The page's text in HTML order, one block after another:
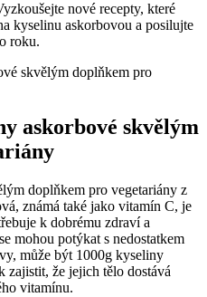
nové recepty, které
kyselinu askorbovou a posilujte
roku.
askorbové skvělým
doplňkem pro vegetariány z
známá také jako vitamín C, je
k dobrému zdraví a
mohou potýkat s nedostatkem
může být 1000g kyseliny
zajistit, že jejich tělo dostává
vitamínu.